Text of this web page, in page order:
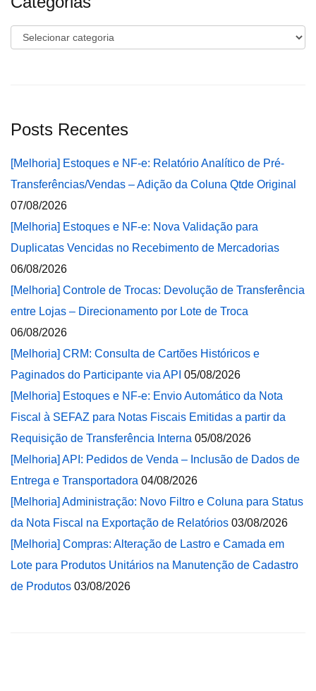
Categorias
Posts Recentes
[Melhoria] Estoques e NF-e: Relatório Analítico de Pré-
Transferências/Vendas – Adição da Coluna Qtde Original
07/08/2026
[Melhoria] Estoques e NF-e: Nova Validação para
Duplicatas Vencidas no Recebimento de Mercadorias
06/08/2026
[Melhoria] Controle de Trocas: Devolução de Transferência
entre Lojas – Direcionamento por Lote de Troca
06/08/2026
[Melhoria] CRM: Consulta de Cartões Históricos e
Paginados do Participante via API 05/08/2026
[Melhoria] Estoques e NF-e: Envio Automático da Nota
Fiscal à SEFAZ para Notas Fiscais Emitidas a partir da
Requisição de Transferência Interna 05/08/2026
[Melhoria] API: Pedidos de Venda – Inclusão de Dados de
Entrega e Transportadora 04/08/2026
[Melhoria] Administração: Novo Filtro e Coluna para Status
da Nota Fiscal na Exportação de Relatórios 03/08/2026
[Melhoria] Compras: Alteração de Lastro e Camada em
Lote para Produtos Unitários na Manutenção de Cadastro
de Produtos 03/08/2026